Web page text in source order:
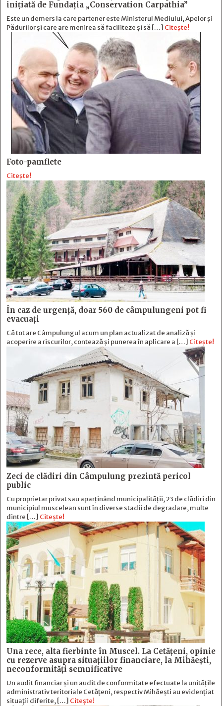
inițiată de Fundația „Conservation Carpathia”
Este un demers la care partener este Ministerul Mediului, Apelor și
Pădurilor și care are menirea să faciliteze și să […] Citește!
Foto-pamflete
Citește!
În caz de urgență, doar 560 de câmpulungeni pot fi
evacuați
Că tot are Câmpulungul acum un plan actualizat de analiză și
acoperire a riscurilor, contează și punerea în aplicare a […] Citește!
Zeci de clădiri din Câmpulung prezintă pericol
public
Cu proprietar privat sau aparținând municipalității, 23 de clădiri din
municipiul muscelean sunt în diverse stadii de degradare, multe
dintre […] Citește!
Una rece, alta fierbinte în Muscel. La Cetăţeni, opinie
cu rezerve asupra situaţiilor financiare, la Mihăeşti,
neconformităţi semnificative
Un audit financiar și un audit de conformitate efectuate la unitățile
administrativ teritoriale Cetățeni, respectiv Mihăești au evidențiat
situații diferite, […] Citește!